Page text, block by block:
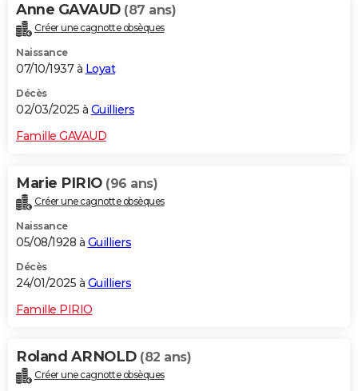
Anne GAVAUD (87 ans)
Créer une cagnotte obsèques
Naissance
07/10/1937 à Loyat
Décès
02/03/2025 à Guilliers
Famille GAVAUD
Marie PIRIO (96 ans)
Créer une cagnotte obsèques
Naissance
05/08/1928 à Guilliers
Décès
24/01/2025 à Guilliers
Famille PIRIO
Roland ARNOLD (82 ans)
Créer une cagnotte obsèques